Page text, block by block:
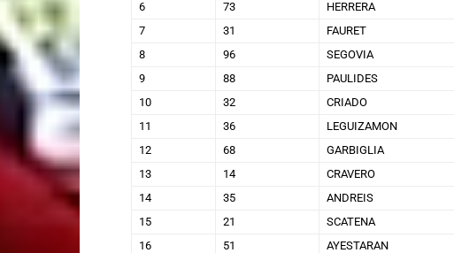
6
73 HERRERA
7
31 FAURET
8
96 SEGOVIA
9
88 PAULIDES
10
32 CRIADO
11
36 LEGUIZAMON
12
68 GARBIGLIA
13
14 CRAVERO
14
35 ANDREIS
15
21 SCATENA
16
51 AYESTARAN